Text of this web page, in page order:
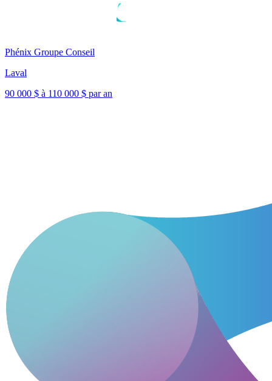
Phénix Groupe Conseil
Laval
90 000 $ à 110 000 $ par an